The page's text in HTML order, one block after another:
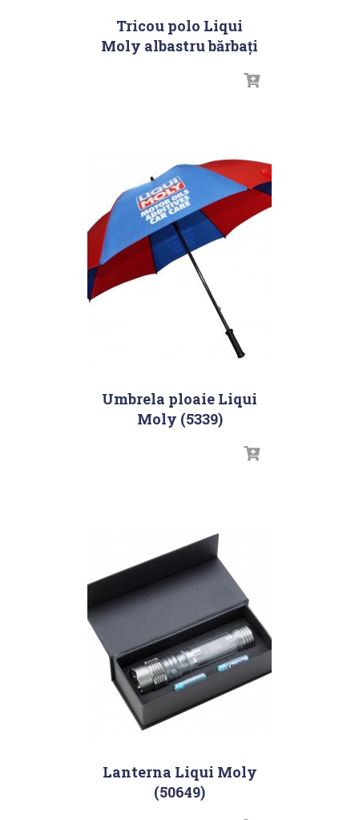
Tricou polo Liqui
Moly albastru bărbați
Umbrela ploaie Liqui
Moly (5339)
Lanterna Liqui Moly
(50649)